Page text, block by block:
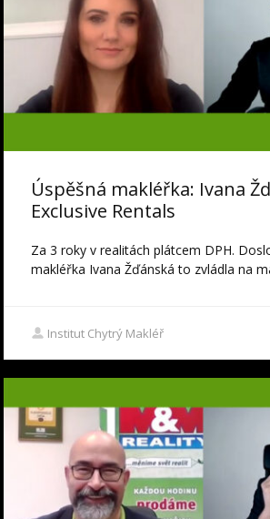
Úspěšná makléřka: Ivana
Exclusive Rentals
Za 3 roky v realitách plátcem DPH.
makléřka Ivana Žďánská to zvládla na
Institut Chytrý Makléř